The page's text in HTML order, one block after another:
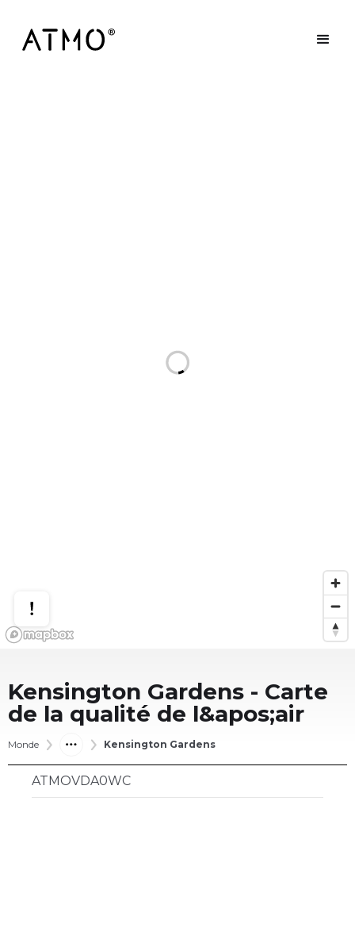
Kensington Gardens - Carte
de la qualité de l&apos;air
Monde Kensington Gardens
ATMOVDA0WC